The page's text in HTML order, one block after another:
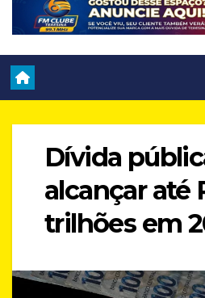
Dívida
alcançar até
trilhões em